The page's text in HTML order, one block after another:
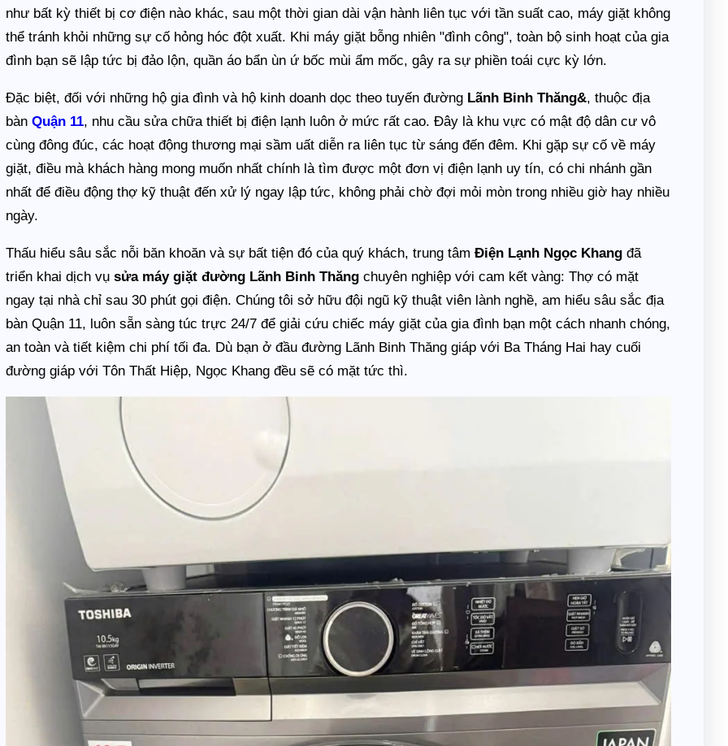
như bất kỳ thiết bị cơ điện nào khác, sau một thời gian dài vận hành liên tục với tần suất cao, máy giặt không
thể tránh khỏi những sự cố hỏng hóc đột xuất. Khi máy giặt bỗng nhiên "đình công", toàn bộ sinh hoạt của gia
đình bạn sẽ lập tức bị đảo lộn, quần áo bẩn ùn ứ bốc mùi ẩm mốc, gây ra sự phiền toái cực kỳ lớn.
Đặc biệt, đối với những hộ gia đình và hộ kinh doanh dọc theo tuyến đường Lãnh Binh Thăng&, thuộc địa
bànQuận 11, nhu cầu sửa chữa thiết bị điện lạnh luôn ở mức rất cao. Đây là khu vực có mật độ dân cư vô
cùng đông đúc, các hoạt động thương mại sầm uất diễn ra liên tục từ sáng đến đêm. Khi gặp sự cố về máy
giặt, điều mà khách hàng mong muốn nhất chính là tìm được một đơn vị điện lạnh uy tín, có chi nhánh gần
nhất để điều động thợ kỹ thuật đến xử lý ngay lập tức, không phải chờ đợi mỏi mòn trong nhiều giờ hay nhiều
ngày.
Thấu hiểu sâu sắc nỗi băn khoăn và sự bất tiện đó của quý khách, trung tâmĐiện Lạnh Ngọc Khang đã
triển khai dịch vụsửa máy giặt đường Lãnh Binh Thăng chuyên nghiệp với cam kết vàng: Thợ có mặt
ngay tại nhà chỉ sau 30 phút gọi điện. Chúng tôi sở hữu đội ngũ kỹ thuật viên lành nghề, am hiểu sâu sắc địa
bàn Quận 11, luôn sẵn sàng túc trực 24/7 để giải cứu chiếc máy giặt của gia đình bạn một cách nhanh chóng,
an toàn và tiết kiệm chi phí tối đa. Dù bạn ở đầu đường Lãnh Binh Thăng giáp với Ba Tháng Hai hay cuối
đường giáp với Tôn Thất Hiệp, Ngọc Khang đều sẽ có mặt tức thì.